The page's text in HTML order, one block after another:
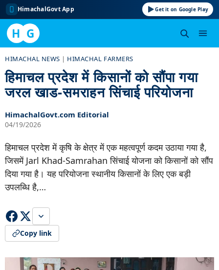
HimachalGovt App Get it on Google Play
H G
content
HIMACHAL NEWS | HIMACHAL FARMERS
हिमाचल प्रदेश में किसानों को सौंपा गया
जरल खाड-समराहन सिंचाई परियोजना
HimachalGovt.com Editorial
04/19/2026
हिमाचल प्रदेश में कृषि के क्षेत्र में एक महत्वपूर्ण कदम उठाया गया है,
जिसमें Jarl Khad-Samrahan सिंचाई योजना को किसानों को सौंप
दिया गया है। यह परियोजना स्थानीय किसानों के लिए एक बड़ी
उपलब्धि है,…
Copy link